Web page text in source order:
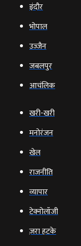
इंदौर
भोपाल
उज्‍जैन
जबलपुर
आचंलिक
खरी-खरी
मनोरंजन
खेल
राजनीति
व्‍यापार
टेक्‍नोलॉजी
ज़रा हटके